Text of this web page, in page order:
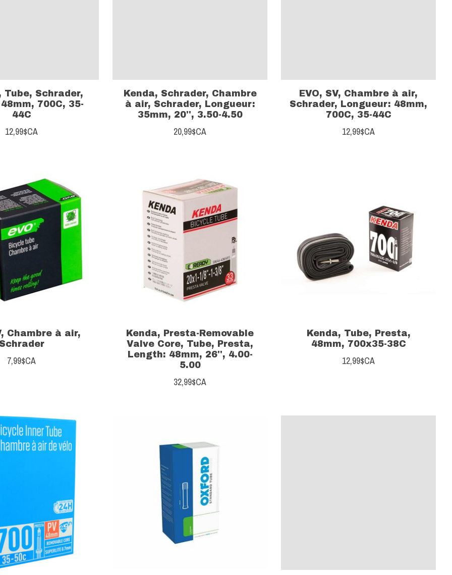
Tube, Schrader,
700C, 35-
44C
12,99$CA
Kenda, Schrader, Chambre
à air, Schrader, Longueur:
35mm, 20'', 3.50-4.50
20,99$CA
EVO, SV, Chambre à air,
Schrader, Longueur: 48mm,
700C, 35-44C
12,99$CA
Chambre à air,
Schrader
7,99$CA
Kenda, Presta-Removable
Valve Core, Tube, Presta,
Length: 48mm, 26'', 4.00-
5.00
32,99$CA
Kenda, Tube, Presta,
48mm, 700x35-38C
12,99$CA